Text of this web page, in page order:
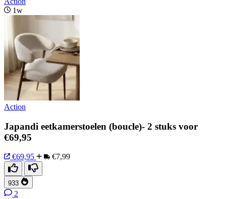
1w
Action
Japandi eetkamerstoelen (boucle)- 2 stuks voor
€69,95
€69,95 €7,99
933
2